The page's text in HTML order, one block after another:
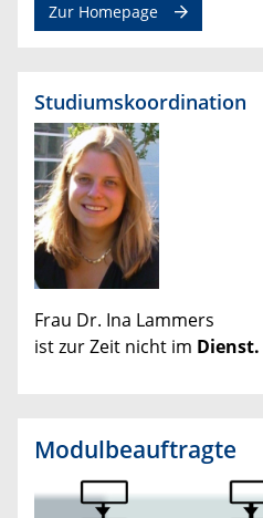
Zur Homepage
Studiumskoordination​
Frau Dr. Ina Lammers
ist zur Zeit nicht im Dienst.
Modulbeauftragte